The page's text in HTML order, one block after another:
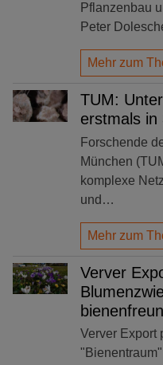
Pflanzenbau
Peter
Mehr zum
TUM:
erstmals in
Forschende
München
komplexe
und…
Mehr zum
Verver
Verver Export